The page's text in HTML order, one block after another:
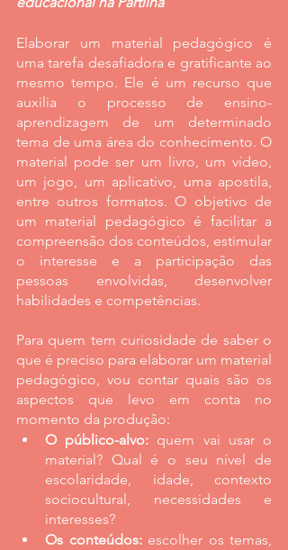
Elaborar um material pedagógico é
uma tarefa desafiadora e gratificante ao
mesmo tempo. Ele é um recurso que
auxilia o processo de ensino-
aprendizagem de um determinado
tema de uma área do conhecimento. O
material pode ser um livro, um vídeo,
um jogo, um aplicativo, uma apostila,
entre outros formatos. O objetivo de
um material pedagógico é facilitar a
compreensão dos conteúdos, estimular
o interesse e a participação das
pessoas envolvidas, desenvolver
habilidades e competências.
Para quem tem curiosidade de saber o
que é preciso para elaborar um material
pedagógico, vou contar quais são os
aspectos que levo em conta no
momento da produção:
O público-alvo: quem vai usar o
material? Qual é o seu nível de
escolaridade, idade, contexto
sociocultural, necessidades e
interesses?
Os conteúdos: escolher os temas,